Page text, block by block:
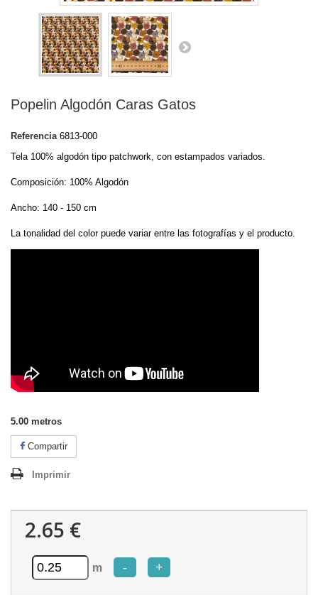
Popelin Algodón Caras Gatos
Referencia 6813-000
Tela 100% algodón tipo patchwork, con estampados variados.
Composición: 100% Algodón
Ancho: 140 - 150 cm
La tonalidad del color puede variar entre las fotografías y el producto.
5.00 metros
Compartir
Imprimir
2.65 €
m - +